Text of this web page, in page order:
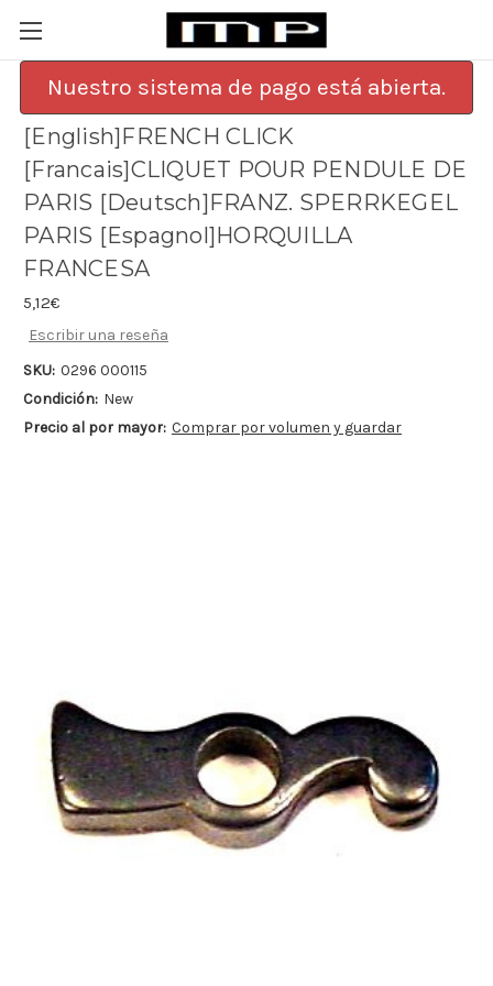
Nuestro sistema de pago está abierta.
[English]FRENCH CLICK
[Francais]CLIQUET POUR PENDULE DE
PARIS [Deutsch]FRANZ. SPERRKEGEL
PARIS [Espagnol]HORQUILLA
FRANCESA
5,12€
Escribir una reseña
SKU: 0296 000115
Condición: New
Precio al por mayor: Comprar por volumen y guardar